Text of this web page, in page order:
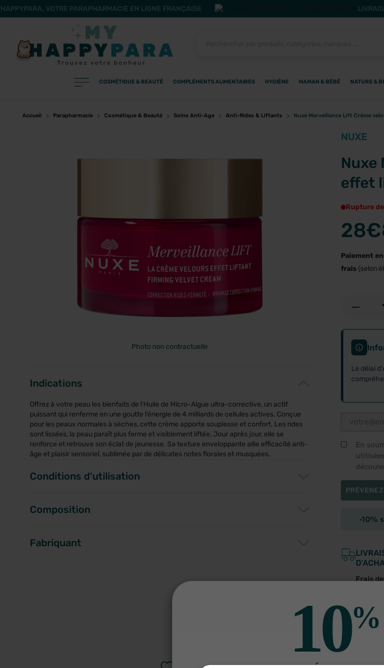
VOTRE PARAPHARMACIE EN LIGNE FRANÇAISE
Filtres PRODUITS
COSMÉTIQUE & BEAUTÉ COMPLÉMENTS ALIMENTAIRES HYGIÈNE MAMAN & BÉBÉ NATURE &
Accueil Parapharmacie Cosmétique & Beauté Soins Anti-Age Anti-Rides & Liftants Nuxe Merveillance Lift Crème
NUXE
Nuxe
effet
Rupture
28
Paiement
frais (selon
-
Le délai
En
-10%
Frais
Des
Photo non contractuelle
Indications
Offrez à votre peau les bienfaits de l’Huile de Micro-Algue ultra-corrective, un actif
puissant qui renferme en une goutte l’énergie de 4 milliards de cellules actives. Conçue
pour les peaux normales à sèches, cette crème apporte souplesse et confort. Les rides
sont lissées, la peau paraît plus ferme et visiblement liftée. Jour après jour, elle se
renforce et retrouve son éclat de jeunesse. Sa texture enveloppante allie efficacité anti-
âge et plaisir sensoriel, sublimée par de délicates notes florales et musquées.
Conditions d'utilisation
Composition
Fabriquant
Autres produits
10%